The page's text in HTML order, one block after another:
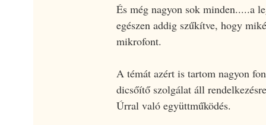
És még nagyon sok minden.....a
egészen addig szűkítve, hogy
mikrofont.
A témát azért is tartom nagyon
dicsőítő szolgálat áll
Úrral való együttműködés.